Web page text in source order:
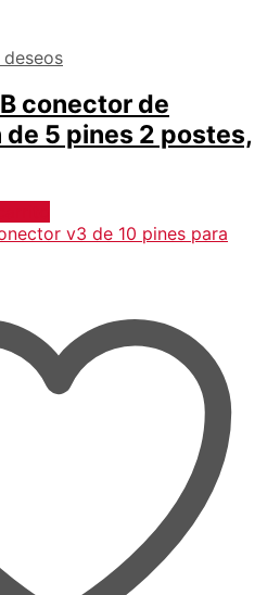
conector de
5 pines 2 postes,